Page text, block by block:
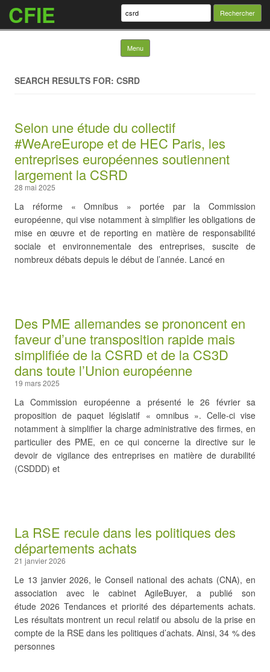
CFIE Rechercher :
Menu Skip to content
SEARCH RESULTS FOR: CSRD
Selon une étude du collectif
#WeAreEurope et de HEC Paris, les
entreprises européennes soutiennent
largement la CSRD
28 mai 2025
La réforme « Omnibus » portée par la Commission
européenne, qui vise notamment à simplifier les obligations de
mise en œuvre et de reporting en matière de responsabilité
sociale et environnementale des entreprises, suscite de
nombreux débats depuis le début de l’année. Lancé en
Des PME allemandes se prononcent en
faveur d’une transposition rapide mais
simplifiée de la CSRD et de la CS3D
dans toute l’Union européenne
19 mars 2025
La Commission européenne a présenté le 26 février sa
proposition de paquet législatif « omnibus ». Celle-ci vise
notamment à simplifier la charge administrative des firmes, en
particulier des PME, en ce qui concerne la directive sur le
devoir de vigilance des entreprises en matière de durabilité
(CSDDD) et
La RSE recule dans les politiques des
départements achats
21 janvier 2026
Le 13 janvier 2026, le Conseil national des achats (CNA), en
association avec le cabinet AgileBuyer, a publié son
étude 2026 Tendances et priorité des départements achats.
Les résultats montrent un recul relatif ou absolu de la prise en
compte de la RSE dans les politiques d’achats. Ainsi, 34 % des
personnes